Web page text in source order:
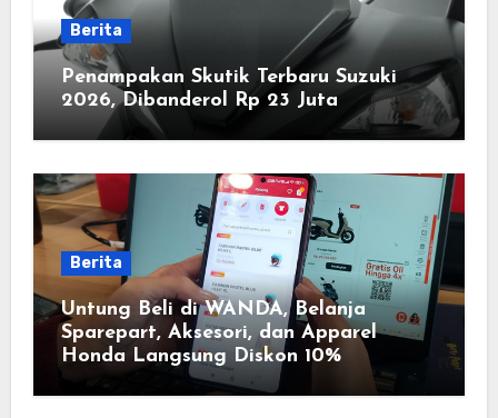
Berita
Penampakan Skutik Terbaru Suzuki
2026, Dibanderol Rp 23 Juta
Berita
Untung Beli di WANDA, Belanja
Sparepart, Aksesori, dan Apparel
Honda Langsung Diskon 10%